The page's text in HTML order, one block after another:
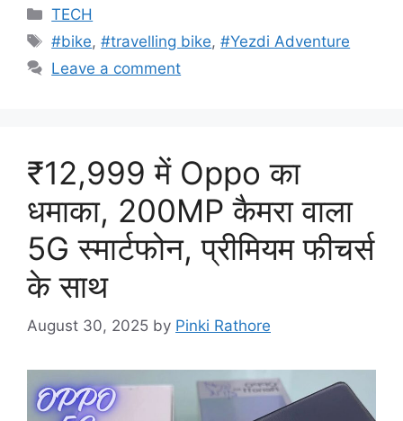
Categories
TECH
Tags
#bike,#travelling bike,#Yezdi Adventure
Leave a comment
₹12,999 में Oppo का
धमाका, 200MP कैमरा वाला
5G स्मार्टफोन, प्रीमियम फीचर्स
के साथ
August 30, 2025 by Pinki Rathore